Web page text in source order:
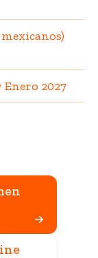
mexicanos)
Enero 2027